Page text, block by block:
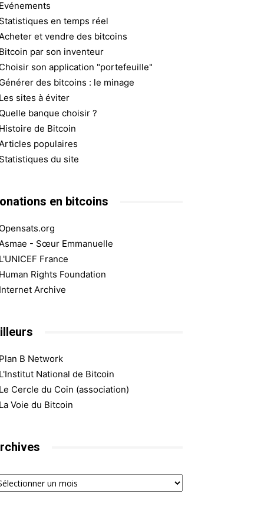
Evénements
Statistiques en temps réel
et vendre des bitcoins
Bitcoin par son inventeur
Choisir son application "portefeuille"
Générer des bitcoins : le minage
Les sites à éviter
Quelle banque choisir ?
Histoire de Bitcoin
populaires
Statistiques du site
en bitcoins
Opensats.org
- Sœur Emmanuelle
L'UNICEF France
Human Rights Foundation
Internet Archive
Plan B Network
L'Institut National de Bitcoin
Le Cercle du Coin (association)
La Voie du Bitcoin